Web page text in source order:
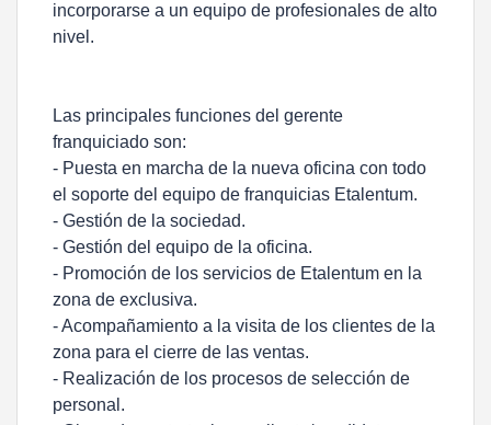
incorporarse a un equipo de profesionales de alto
nivel.
Las principales funciones del gerente
franquiciado son:
- Puesta en marcha de la nueva oficina con todo
el soporte del equipo de franquicias Etalentum.
- Gestión de la sociedad.
- Gestión del equipo de la oficina.
- Promoción de los servicios de Etalentum en la
zona de exclusiva.
- Acompañamiento a la visita de los clientes de la
zona para el cierre de las ventas.
- Realización de los procesos de selección de
personal.